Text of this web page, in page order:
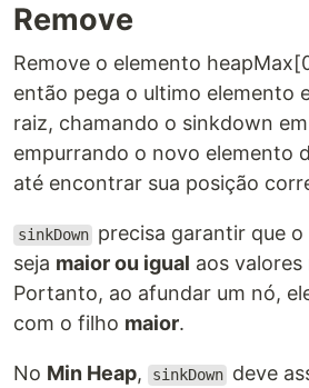
Remove
Remove o elemento
então pega o ultimo elemento
raiz, chamando o sinkdown
empurrando o novo elemento
até encontrar sua posição
sinkDown precisa garantir que
seja maior ou igual aos
Portanto, ao afundar um nó,
com o filho maior.
No Min Heap, sinkDown deve